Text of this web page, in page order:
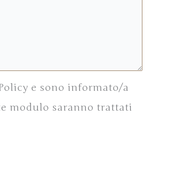
e sono informato/a
modulo saranno trattati